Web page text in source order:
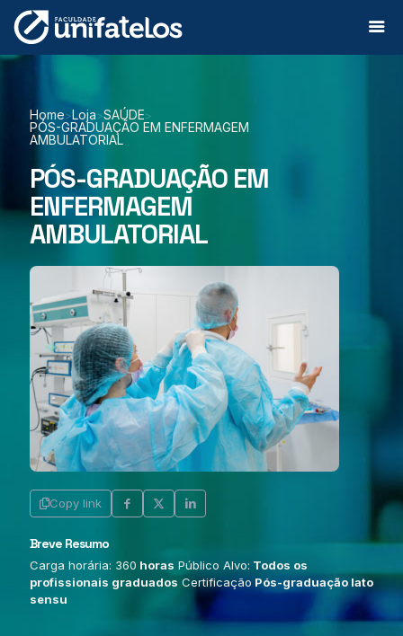
Home>Loja>SAÚDE>
PÓS-GRADUAÇÃO EM ENFERMAGEM
AMBULATORIAL
PÓS-GRADUAÇÃO EM
ENFERMAGEM
AMBULATORIAL
Copy link
Breve Resumo
Carga horária: 360 horas Público Alvo: Todos os
profissionais graduados Certificação Pós-graduação lato
sensu